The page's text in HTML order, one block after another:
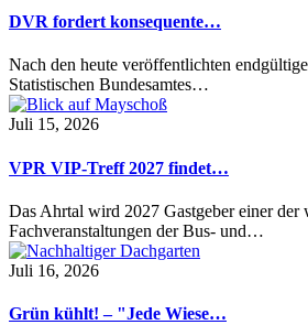
DVR fordert konsequente…
Nach den heute veröffentlichten
Statistischen Bundesamtes…
Juli 15, 2026
VPR VIP-Treff 2027 findet…
Das Ahrtal wird 2027 Gastgeber einer der
Fachveranstaltungen der Bus- und…
Juli 16, 2026
Grün kühlt! – "Jede Wiese…